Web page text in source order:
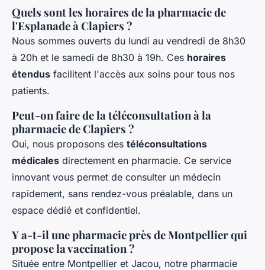
Quels sont les horaires de la pharmacie de
l'Esplanade à Clapiers ?
Nous sommes ouverts du lundi au vendredi de 8h30
à 20h et le samedi de 8h30 à 19h. Ces horaires
étendus facilitent l'accès aux soins pour tous nos
patients.
Peut-on faire de la téléconsultation à la
pharmacie de Clapiers ?
Oui, nous proposons des téléconsultations
médicales directement en pharmacie. Ce service
innovant vous permet de consulter un médecin
rapidement, sans rendez-vous préalable, dans un
espace dédié et confidentiel.
Y a-t-il une pharmacie près de Montpellier qui
propose la vaccination ?
Située entre Montpellier et Jacou, notre pharmacie